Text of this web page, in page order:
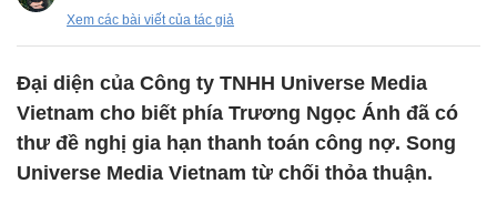
Xem các bài viết của tác giả
Đại diện của Công ty TNHH Universe Media
Vietnam cho biết phía Trương Ngọc Ánh đã có
thư đề nghị gia hạn thanh toán công nợ. Song
Universe Media Vietnam từ chối thỏa thuận.